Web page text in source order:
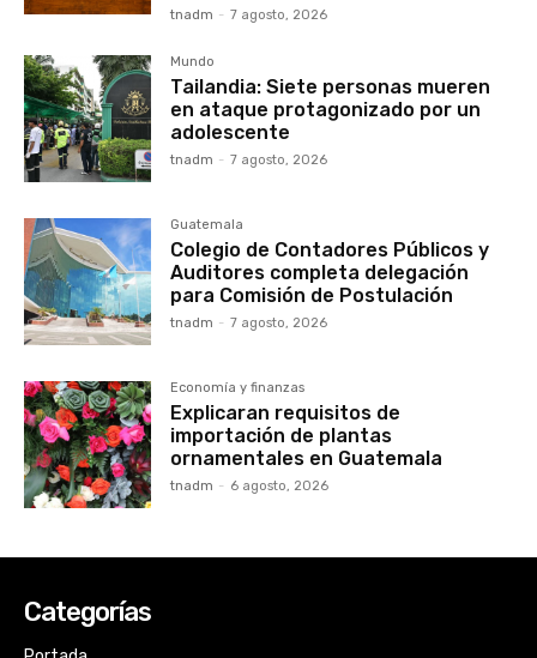
tnadm - 7 agosto, 2026
Mundo
Tailandia: Siete personas mueren
en ataque protagonizado por un
adolescente
tnadm - 7 agosto, 2026
Guatemala
Colegio de Contadores Públicos y
Auditores completa delegación
para Comisión de Postulación
tnadm - 7 agosto, 2026
Economía y finanzas
Explicaran requisitos de
importación de plantas
ornamentales en Guatemala
tnadm - 6 agosto, 2026
Categorías